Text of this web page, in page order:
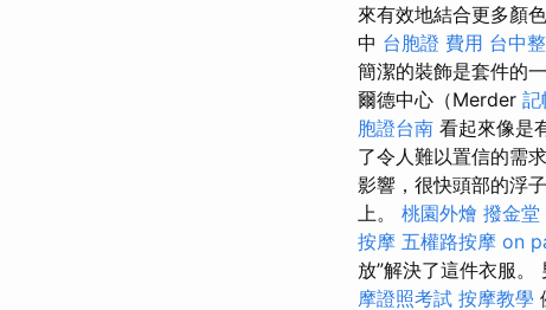
來有效地結合更多顏
中 台胞證 費用 台中
簡潔的裝飾是套件的
爾德中心（Merder 記
胞證台南 看起來像是
了令人難以置信的需
影響，很快頭部的浮
上。 桃園外燴 撥金堂
按摩 五權路按摩 on
放”解決了這件衣服。
摩證照考試 按摩教學